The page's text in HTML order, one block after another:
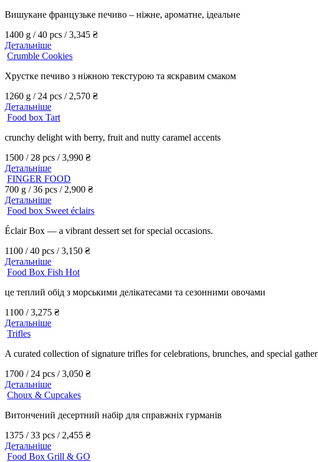
Вишукане французьке печиво – ніжне, ароматне, ідеальне
1400 g / 40 pcs /3,345 ₴
Детальніше
Crumble Cookies
Хрустке печиво з ніжною текстурою та яскравим смаком
1260 g / 24 pcs / 2,570 ₴
Детальніше
Food box Tart
crunchy delight with berry, fruit and nutty caramel accents
1500 / 28 pcs /3,990 ₴
Детальніше
FINGER FOOD
700 g / 36 pcs / 2,900 ₴
Детальніше
Food box Sweet éclairs
Éclair Box — a vibrant dessert set for special occasions.
1100 / 40 pcs /3,150 ₴
Детальніше
Food Box Fish Hot
це теплий обід з морськими делікатесами та сезонними овочами
1100 /3,275 ₴
Детальніше
Trifles
A curated collection of signature trifles for celebrations, brunches, and special
1700 / 24 pcs /3,050 ₴
Детальніше
Choux & Cupcakes
Витончений десертний набір для справжніх гурманів
1375 / 33 pcs / 2,455 ₴
Детальніше
Food Box Grill & GO